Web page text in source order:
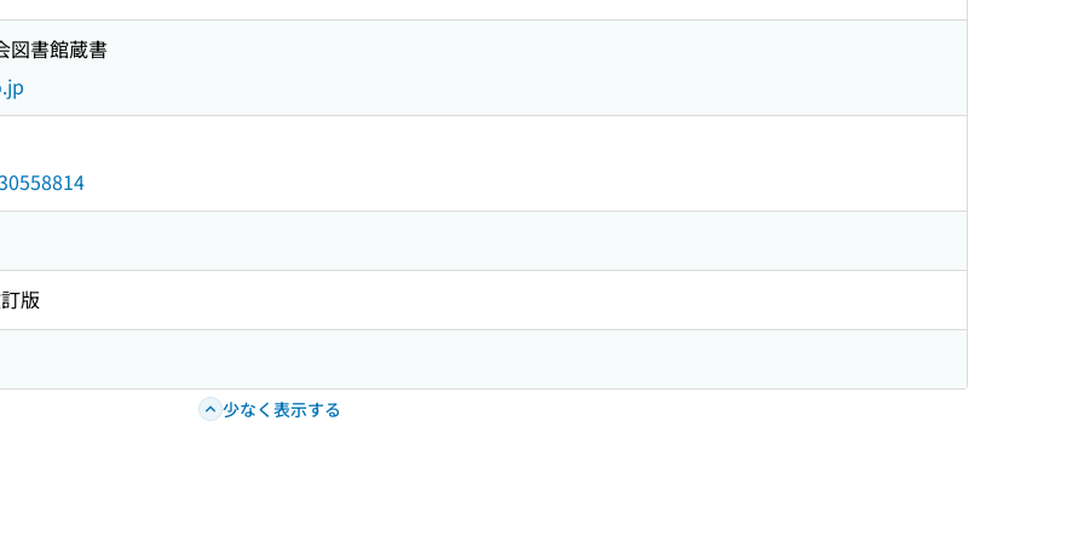
図書館蔵書
版
少なく表示する